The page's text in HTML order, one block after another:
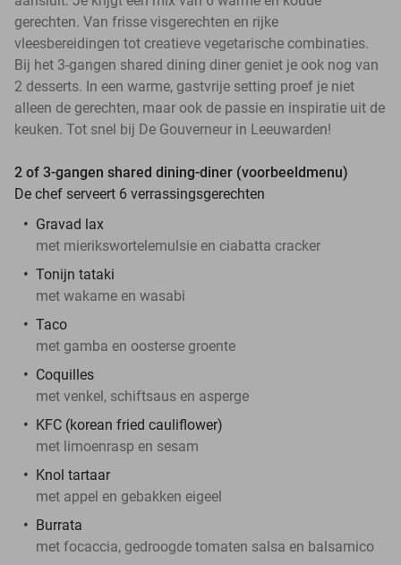
gerechten. Van frisse visgerechten en rijke
vleesbereidingen tot creatieve vegetarische combinaties.
Bij het 3-gangen shared dining diner geniet je ook nog van
2 desserts. In een warme, gastvrije setting proef je niet
alleen de gerechten, maar ook de passie en inspiratie uit de
keuken. Tot snel bij De Gouverneur in Leeuwarden!
2 of 3-gangen shared dining-diner (voorbeeldmenu)
De chef serveert 6 verrassingsgerechten
Gravad lax
met mierikswortelemulsie en ciabatta cracker
Tonijn tataki
met wakame en wasabi
Taco
met gamba en oosterse groente
Coquilles
met venkel, schiftsaus en asperge
KFC (korean fried cauliflower)
met limoenrasp en sesam
Knol tartaar
met appel en gebakken eigeel
Burrata
met focaccia, gedroogde tomaten salsa en balsamico